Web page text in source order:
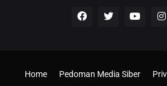
Home Pedoman Media Siber